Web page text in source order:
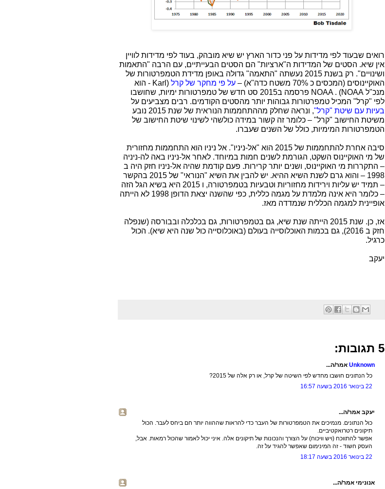
רואים שבעוד לפי מדידות על פני כדור הארץ יש שיא מובהק, בעוד לפי מדידות לוויין
אין שיא. הסטים של המדידות ה"ארציות" הם הסטים הבעייתיים, עם הרבה "התאמות
ושינויים". רק בשנת 2015 נעשתה "התאמה" גדולה באופן מדידת הטמפרטורות של
האוקיינוסים (המכסים כ 70% משטח כדה"א) –
על פי מחקר של קרל (
Karl - הוא
מנכ"ל NOAA
) .
NOAA
פרסמה ב2015 סט חדש של טמפרטורות ימיות, שחושבו
לפי "קרל" המכיל טמפרטורות גבוהות יותר מהסטים הקודמים. רבים מצביעים על
בעיות עם שיטת "קרל"
, ונראה שחלק מההתחממות הנוראית של שנת 2015 נובע
משיטת החישוב "קרל" – כלומר זה קשור במידה כולשהי לשינוי שיטת החישוב של
הטמפרטורות המימיות, כולל של השנים שעברו.
סיבה אחרת להתחממות של 2015 הוא "אל-ניניו". אל ניניו הוא התחממות מחזורית
של מי האוקיינוס השקט, הגורמת לשנים חמות במיוחד. לאחר אל-ניניו באה לה-ניניה
– התקררות מי האוקיינוס, ושנים יותר קרירות. פעם קודמת שהיה אל-ניניו חזק היה ב
1998 – והוא גרם לשנת השיא ההיא. יש להבין את השיא "הנוראי" של 2015 בהקשר
– תמיד יש עליות וירידות מחזוריות וטבעיות בטמפרטורה, ו 2015 היא בשיא הגל הזה
– כלומר היא אינה מלמדת על מגמה כללית, כפי שהשנה יצאת הדופן 1998 לא הייתה
אופיינית למגמה הכללית שנמדדה מאז.
אז, כן. שנת 2015 הייתה שנת שיא, גם בטמפרטורות, גם בכלכלה ובבורסה (שנפלה
חזק ב 2016), גם בכמות האוכלוסייה בעולם (באוכלוסייה כול שנה היא שיא). הכול
כרגיל.
יעקב
5 תגובות:
Unknown אמר/ה...
כל הנתונים חושבו מחדש לפי השיטה של קרל, או רק אלה של 2015?
22 בינואר 2016 בשעה 16:57
יעקב אמר/ה...
כול הנתונים. מנמיכים את הטמפרטורות של העבר כדי להראות שההווה יותר חם ביחס לעבר. הכול
תיקונים רטרואקטיביים.
אפשר להתווכח (ויש וויכוח) על הצורך והנכונות של תיקונים אלה. איני יכול לאמור שהכול רמאות. אבל,
העסק חשוד - זה המינימום שאפשר להגיד על זה.
22 בינואר 2016 בשעה 18:17
אנונימי אמר/ה...